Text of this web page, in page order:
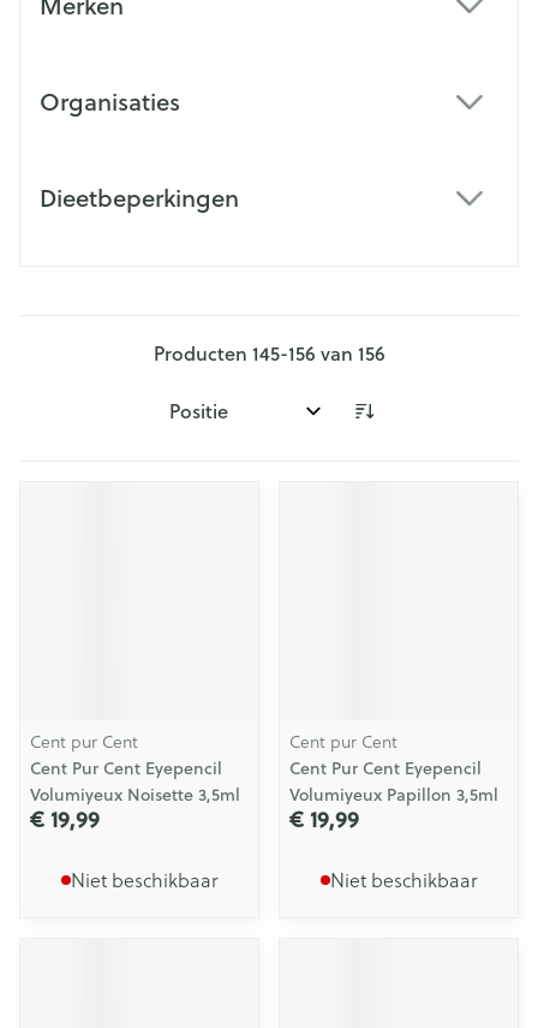
Organisaties
Dieetbeperkingen
Producten 145-156 van 156
Sorteer op:
Cent pur Cent
Cent Pur Cent Eyepencil
Volumiyeux Noisette 3,5ml
€ 19,99
Niet beschikbaar
Cent pur Cent
Cent Pur Cent Eyepencil
Volumiyeux Papillon 3,5ml
€ 19,99
Niet beschikbaar